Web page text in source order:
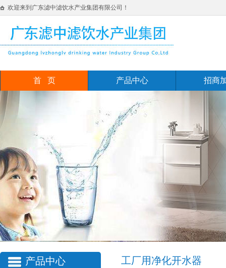
欢迎来到广东滤中滤饮水产业集团有限公司！
首 页 产品中心 招商
产品中心 工厂用净化开水器